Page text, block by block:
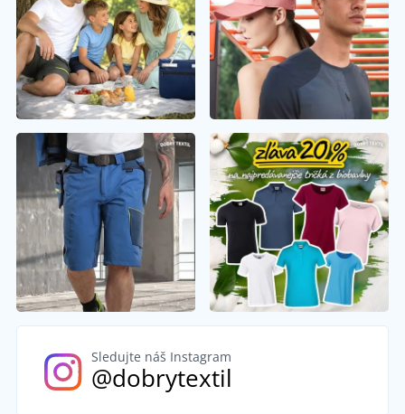
Sledujte náš Instagram
@dobrytextil